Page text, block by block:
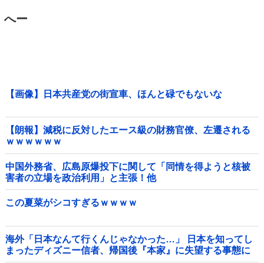
へー
【画像】日本共産党の街宣車、ほんと碌でもないな
【朗報】減税に反対したエース級の財務官僚、左遷される
ｗｗｗｗｗｗ
中国外務省、広島原爆投下に関して「同情を得ようと核被
害者の立場を政治利用」と主張！他
この夏菜がシコすぎるｗｗｗｗ
海外「日本なんて行くんじゃなかった…」 日本を知ってし
まったディズニー信者、帰国後『本家』に失望する事態に